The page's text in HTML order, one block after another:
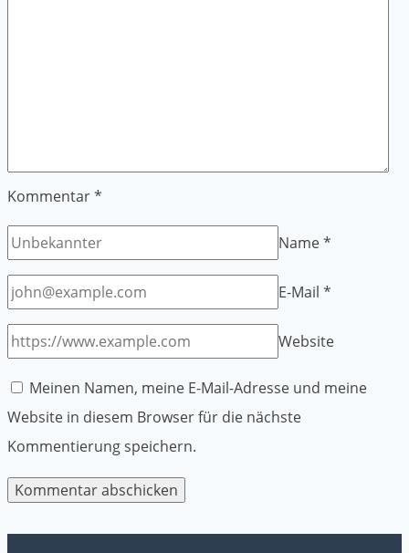
Kommentar*
Name*
E-Mail *
Website
Meinen Namen, meine E-Mail-Adresse und meine
Website in diesem Browser für die nächste
Kommentierung speichern.